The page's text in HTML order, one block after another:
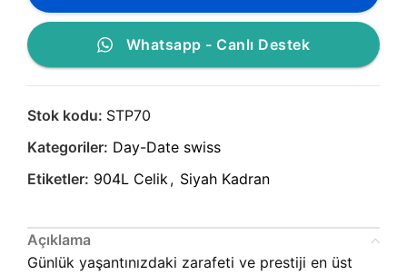
Whatsapp - Canlı Destek
Stok kodu: STP70
Kategoriler: Day-Date swiss
Etiketler: 904L Celik, Siyah Kadran
Açıklama
Günlük yaşantınızdaki zarafeti ve prestiji en üst